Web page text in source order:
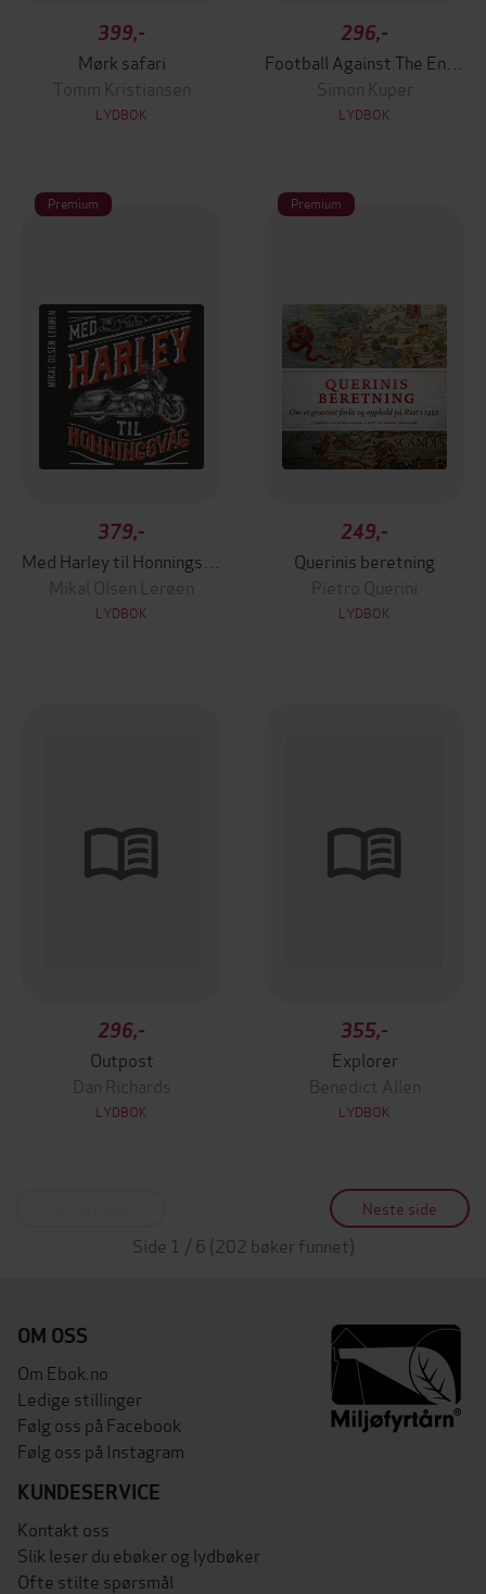
399,-
Mørk safari
Tomm Kristiansen
LYDBOK
296,-
Simon Kuper
LYDBOK
Premium
379,-
Mikal Olsen Lerøen
LYDBOK
Premium
249,-
Querinis beretning
Pietro Querini
LYDBOK
296,-
Outpost
Dan Richards
LYDBOK
355,-
Explorer
Benedict Allen
LYDBOK
Neste side
Side 1 / 6 (202 bøker funnet)
OM OSS
Om Ebok.no
Ledige stillinger
Følg oss på Facebook
Følg oss på Instagram
KUNDESERVICE
Kontakt oss
Slik leser du ebøker og lydbøker
Ofte stilte spørsmål